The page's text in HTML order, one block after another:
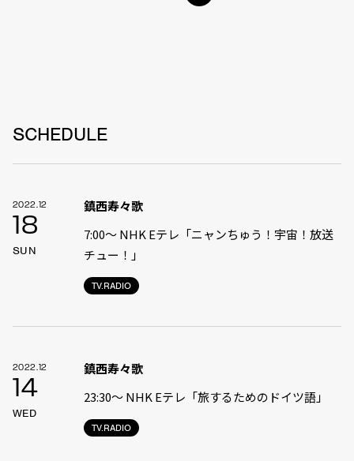
SCHEDULE
2022.12
18
SUN
TV.RADIO
鎮西寿々歌
7:00〜 NHK Eテレ「ニャンちゅう！宇宙！放送
チュー！」
2022.12
14
WED
TV.RADIO
鎮西寿々歌
23:30〜 NHK Eテレ「旅するためのドイツ語」